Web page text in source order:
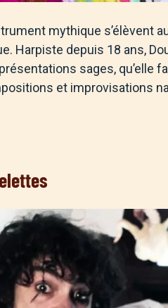
mythique s’élèvent
Harpiste depuis 18 ans,
sages,
et improvisations